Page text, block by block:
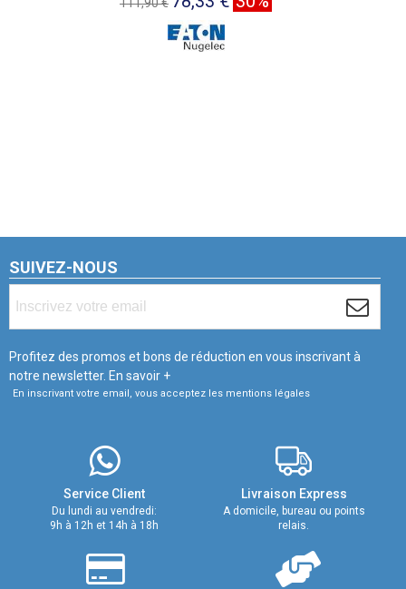
111,90 €
SUIVEZ-NOUS
Profitez des promos et bons de réduction en vous inscrivant à
notre newsletter. En savoir +
En inscrivant votre email, vous acceptez les mentions légales
Service Client
Du lundi au vendredi:
9h à 12h et 14h à 18h
Livraison Express
A domicile, bureau ou points
relais.